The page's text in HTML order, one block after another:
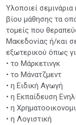
Υλοποιεί
βίου μάθησης τα
τομείς που
Μακεδονίας ή/και
εξωτερικού όπως
• το Μάρκετινγκ
• το Μάνατζμεντ
• η Ειδική Αγωγή
• η Εκπαίδευση
• η
• η Λογιστική